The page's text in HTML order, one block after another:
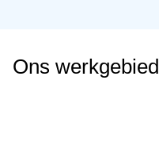
Ons werkgebied